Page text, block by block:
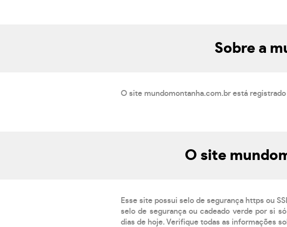
Sobre a
O site mundomontanha.com.br está
O site
Esse site possui selo de segurança https ou
selo de segurança ou cadeado verde por si
dias de hoje. Verifique todas as informações